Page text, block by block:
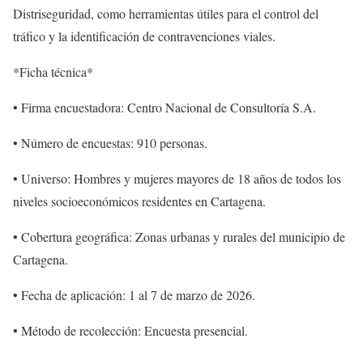
Distriseguridad, como herramientas útiles para el control del
tráfico y la identificación de contravenciones viales.
*Ficha técnica*
​• Firma encuestadora: Centro Nacional de Consultoría S.A.
​• Número de encuestas: 910 personas.
​• Universo: Hombres y mujeres mayores de 18 años de todos los
niveles socioeconómicos residentes en Cartagena.
​• Cobertura geográfica: Zonas urbanas y rurales del municipio de
Cartagena.
​• Fecha de aplicación: 1 al 7 de marzo de 2026.
​• Método de recolección: Encuesta presencial.